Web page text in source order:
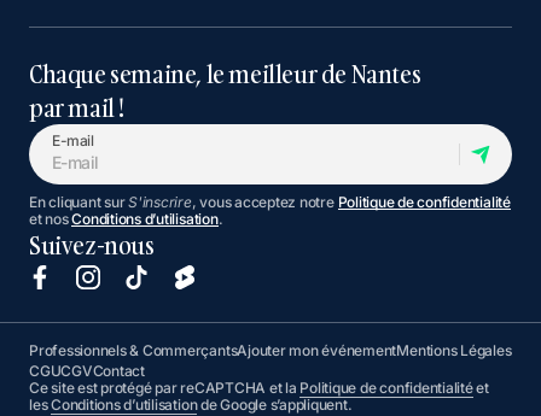
Chaque semaine, le meilleur de Nantes
par mail !
E-mail
En cliquant surS'inscrire, vous acceptez notre Politique de confidentialité
et nosConditions d’utilisation.
Suivez-nous
Professionnels & CommerçantsAjouter mon événementMentions Légales
CGUCGVContact
Ce site est protégé par reCAPTCHA et la Politique de confidentialitéet
lesConditions d’utilisationde Google s’appliquent.